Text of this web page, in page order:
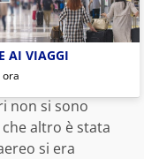
Post e
Obama
non si sono
altro è stata
si era
AI VIAGGI
ora